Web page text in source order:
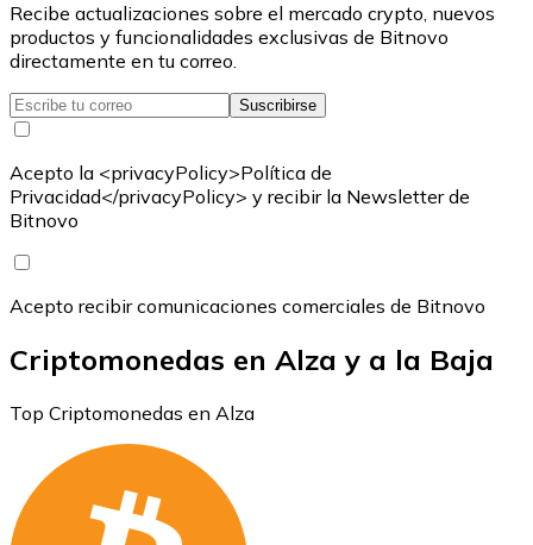
Recibe actualizaciones sobre el mercado crypto, nuevos
productos y funcionalidades exclusivas de Bitnovo
directamente en tu correo.
Suscribirse
Acepto la <privacyPolicy>Política de
Privacidad</privacyPolicy> y recibir la Newsletter de
Bitnovo
Acepto recibir comunicaciones comerciales de Bitnovo
Criptomonedas en Alza y a la Baja
Top Criptomonedas en Alza